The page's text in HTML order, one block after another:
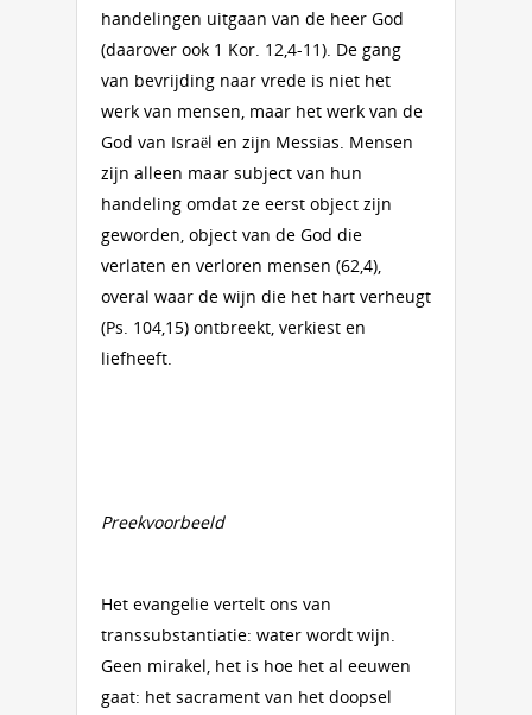
handelingen uitgaan van de heer God
(daarover ook 1 Kor. 12,4-11). De gang
van bevrijding naar vrede is niet het
werk van mensen, maar het werk van de
God van Israël en zijn Messias. Mensen
zijn alleen maar subject van hun
handeling omdat ze eerst object zijn
geworden, object van de God die
verlaten en verloren mensen (62,4),
overal waar de wijn die het hart verheugt
(Ps. 104,15) ontbreekt, verkiest en
liefheeft.
Preekvoorbeeld
Het evangelie vertelt ons van
transsubstantiatie: water wordt wijn.
Geen mirakel, het is hoe het al eeuwen
gaat: het sacrament van het doopsel